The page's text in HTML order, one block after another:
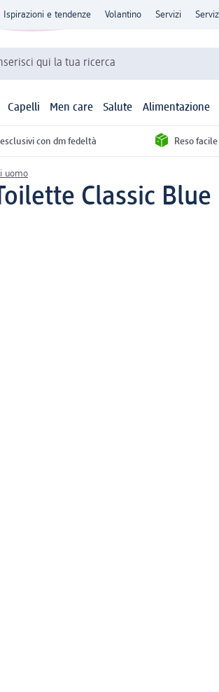
Ispirazioni e tendenze Volantino Servizi
qui la tua ricerca
Capelli Men care Salute Alimentazione
con dm fedeltà Reso
uomo
Classic